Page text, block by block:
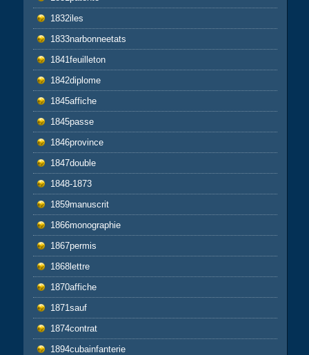
1832iles
1833narbonneetats
1841feuilleton
1842diplome
1845affiche
1845passe
1846province
1847double
1848-1873
1859manuscrit
1866monographie
1867permis
1868lettre
1870affiche
1871sauf
1874contrat
1894cubainfanterie